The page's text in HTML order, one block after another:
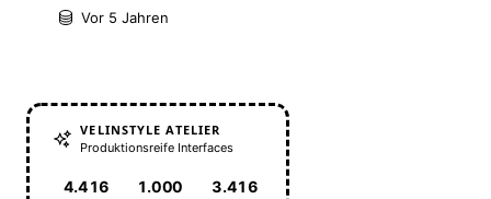
Vor 5 Jahren
VELINSTYLE ATELIER
Produktionsreife Interfaces
4.416 1.000 3.416